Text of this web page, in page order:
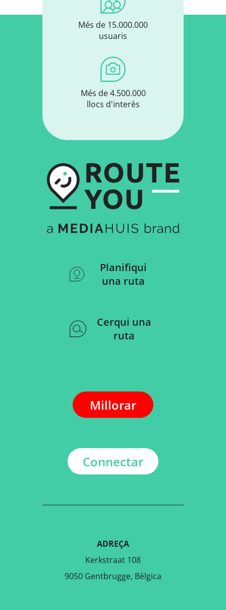
Més de 15.000.000
usuaris
Més de 4.500.000
llocs d'interès
Planifiqui
una ruta
Cerqui una
ruta
Millorar
Connectar
ADREÇA
Kerkstraat 108
9050 Gentbrugge, Bèlgica